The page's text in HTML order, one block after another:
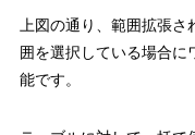
上図の通り、範囲拡張
囲を選択している場合に
能です。